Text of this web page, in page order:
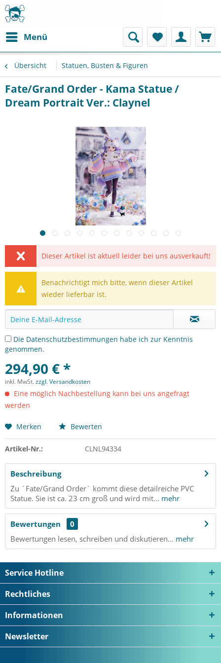
Menü
Übersicht Statuen, Büsten & Figuren
Fate/Grand Order - Kama Statue /
Dream Portrait Ver.: Claynel
Dieser Artikel ist aktuell leider bei uns ausverkauft!
Benachrichtigt mich bitte, wenn dieser Artikel
wieder lieferbar ist.
Die Datenschutzbestimmungen habe ich zur Kenntnis
genommen.
294,90 € *
inkl. MwSt.zzgl. Versandkosten
Eine möglich Nachbestellung kann bei uns angefragt
werden
Merken Bewerten
Artikel-Nr.: CLNL94334
Beschreibung
Zu ´Fate/Grand Order´ kommt diese detailreiche PVC
Statue. Sie ist ca. 23 cm groß und wird mit... mehr
Bewertungen
0
Bewertungen lesen, schreiben und diskutieren... mehr
Service Hotline
Rechtliches
Informationen
Newsletter